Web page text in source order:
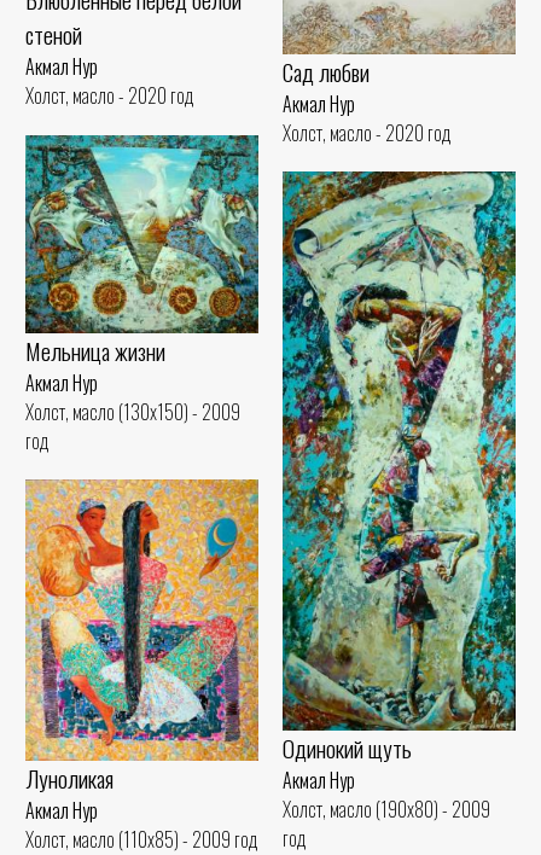
Сад любви
Акмал Нур
Холст, масло - 2020 год
стеной
Акмал Нур
Холст, масло - 2020 год
Мельница жизни
Акмал Нур
Холст, масло (130x150) - 2009
год
Одинокий щуть
Акмал Нур
Холст, масло (190x80) - 2009
год
Луноликая
Акмал Нур
Холст, масло (110x85) - 2009 год